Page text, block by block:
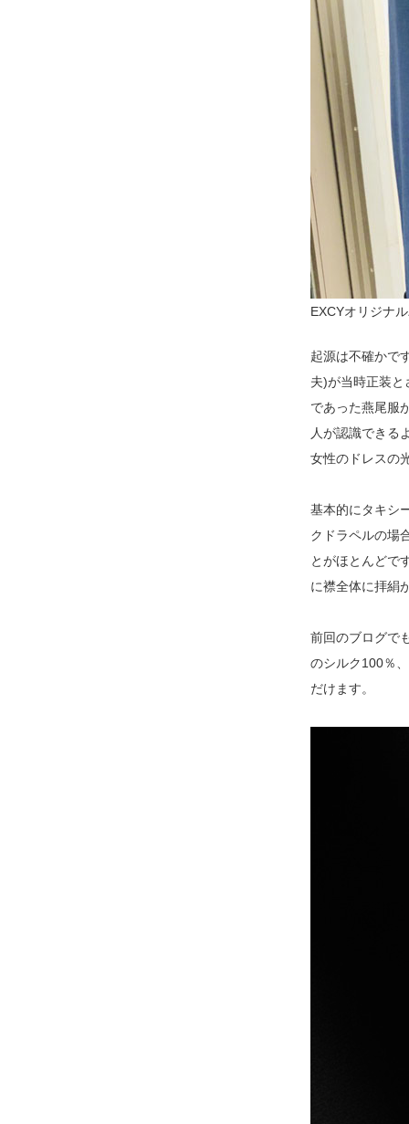
EXCYオリジナ
起源は不確かで
夫)が当時正装
であった燕尾服
人が認識できる
女性のドレスの
基本的にタキシ
クドラペルの場
とがほとんどで
に襟全体に拝絹
前回のブログで
のシルク100％
だけます。